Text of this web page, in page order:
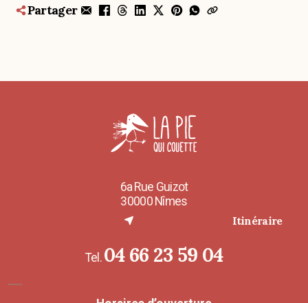
Partager
6a Rue Guizot
30000 Nîmes
Itinéraire
Tel. 04 66 23 59 04